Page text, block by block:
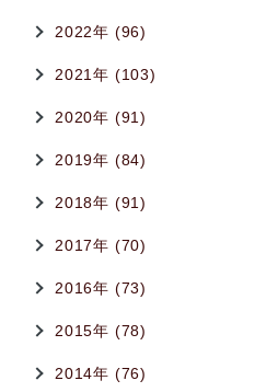
2022年 (96)
2021年 (103)
2020年 (91)
2019年 (84)
2018年 (91)
2017年 (70)
2016年 (73)
2015年 (78)
2014年 (76)